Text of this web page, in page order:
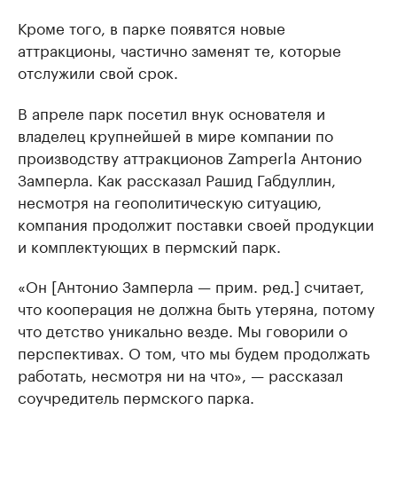
Кроме того, в парке появятся новые
аттракционы, частично заменят те, которые
отслужили свой срок.
В апреле парк посетил внук основателя и
владелец крупнейшей в мире компании по
производству аттракционов Zamperla Антонио
Замперла. Как рассказал Рашид Габдуллин,
несмотря на геополитическую ситуацию,
компания продолжит поставки своей продукции
и комплектующих в пермский парк.
«Он [Антонио Замперла — прим. ред.] считает,
что кооперация не должна быть утеряна, потому
что детство уникально везде. Мы говорили о
перспективах. О том, что мы будем продолжать
работать, несмотря ни на что», — рассказал
соучредитель пермского парка.